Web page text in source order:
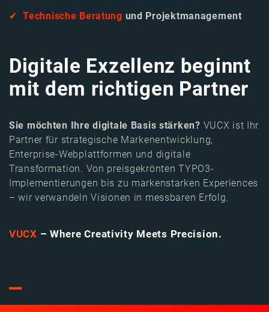
✔︎ Technische Beratung und Projektmanagement
Digitale Exzellenz beginnt
mit dem richtigen Partner
Sie möchten Ihre digitale Basis stärken? VUCX ist Ihr
Partner für strategische Markenentwicklung,
Enterprise-Webplattformen und digitale
Transformation. Von preisgekrönten TYPO3-
Implementierungen bis zu markenstarken Experiences
– wir verwandeln Visionen in messbaren Erfolg.
VUCX – Where Creativity Meets Precision.